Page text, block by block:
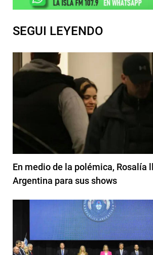
SEGUI LEYENDO
En medio de la polémica, Rosalía
Argentina para sus shows